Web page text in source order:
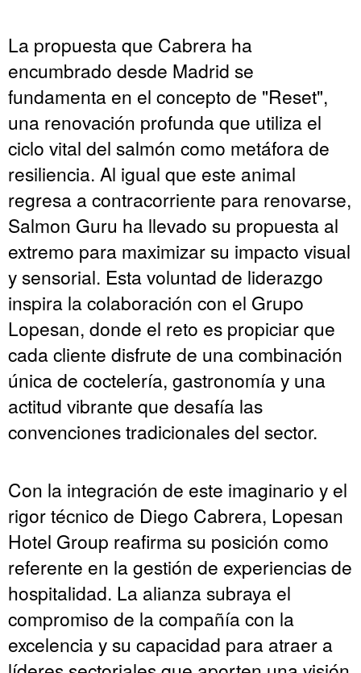
La propuesta que Cabrera ha
encumbrado desde Madrid se
fundamenta en el concepto de "Reset",
una renovación profunda que utiliza el
ciclo vital del salmón como metáfora de
resiliencia. Al igual que este animal
regresa a contracorriente para renovarse,
Salmon Guru ha llevado su propuesta al
extremo para maximizar su impacto visual
y sensorial. Esta voluntad de liderazgo
inspira la colaboración con el Grupo
Lopesan, donde el reto es propiciar que
cada cliente disfrute de una combinación
única de coctelería, gastronomía y una
actitud vibrante que desafía las
convenciones tradicionales del sector.
Con la integración de este imaginario y el
rigor técnico de Diego Cabrera, Lopesan
Hotel Group reafirma su posición como
referente en la gestión de experiencias de
hospitalidad. La alianza subraya el
compromiso de la compañía con la
excelencia y su capacidad para atraer a